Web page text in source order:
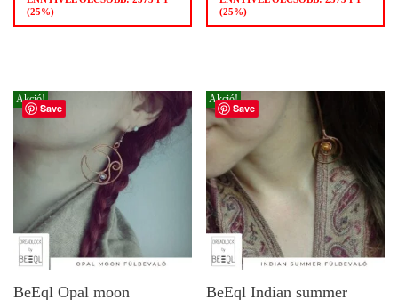
(25%)
(25%)
Save
Akció!
BeEql Opal moon
Save
Akció!
BeEql Indian summer